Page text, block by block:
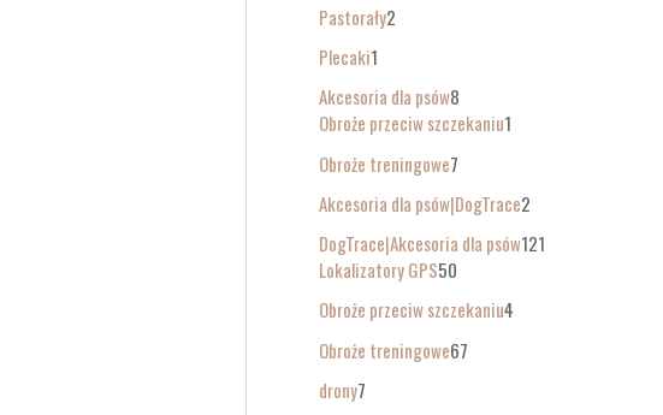
Pastorały2
Plecaki1
Akcesoria dla psów8
Obroże przeciw szczekaniu1
Obroże treningowe7
Akcesoria dla psów|DogTrace2
DogTrace|Akcesoria dla psów121
Lokalizatory GPS50
Obroże przeciw szczekaniu4
Obroże treningowe67
drony7